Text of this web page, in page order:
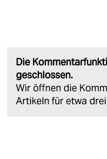
Die
geschlossen.
Wir öffnen die
Artikeln für etwa